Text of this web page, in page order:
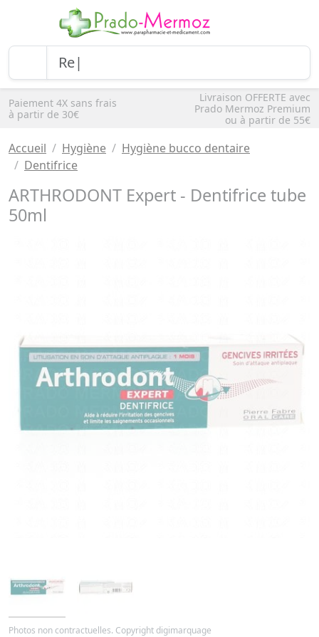
Paiement 4X sans frais
à partir de 30€
Livraison OFFERTE avec
Prado Mermoz Premium
ou à partir de 55€
Accueil Hygiène
Hygiène bucco dentaire
Dentifrice
ARTHRODONT Expert - Dentifrice tube
50ml
Photos non contractuelles. Copyright digimarquage